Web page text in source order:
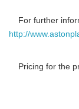
For further
http://
Pricing for the